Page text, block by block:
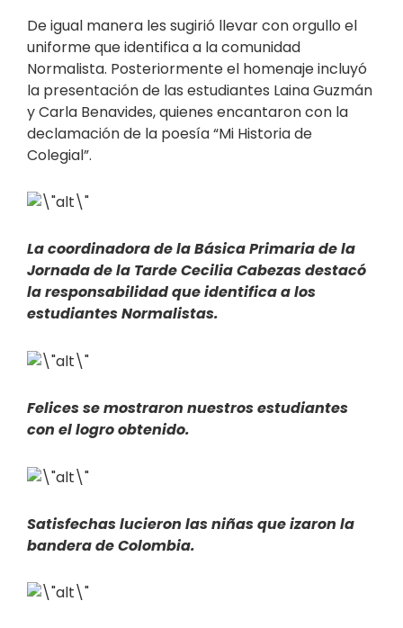
De igual manera les sugirió llevar con orgullo el
uniforme que identifica a la comunidad
Normalista. Posteriormente el homenaje incluyó
la presentación de las estudiantes Laina Guzmán
y Carla Benavides, quienes encantaron con la
declamación de la poesía “Mi Historia de
Colegial”.
La coordinadora de la Básica Primaria de la
Jornada de la Tarde Cecilia Cabezas destacó
la responsabilidad que identifica a los
estudiantes Normalistas.
Felices se mostraron nuestros estudiantes
con el logro obtenido.
Satisfechas lucieron las niñas que izaron la
bandera de Colombia.